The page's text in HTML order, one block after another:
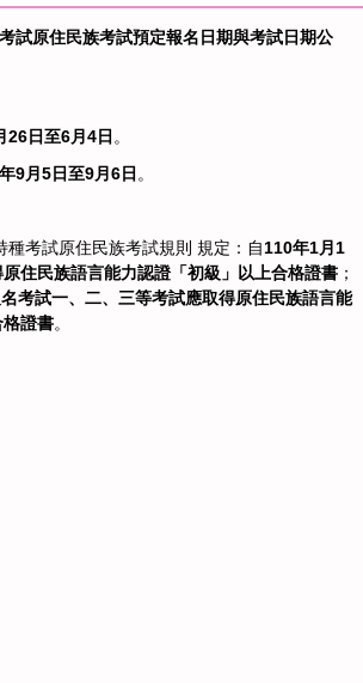
試原住民族考試預定報名日期與考試日期公
26日至6月4日 。
9月5日至9月6日 。
考試原住民族考試規則 規定：自110年1月1
住民族語言能力認證「初級」以上合格證書 ；
考試一、二、三等考試應取得原住民族語言能
證書。